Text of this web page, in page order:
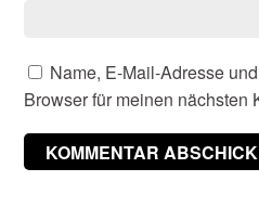
Name, E-Mail-Adresse
Browser für meinen nächsten